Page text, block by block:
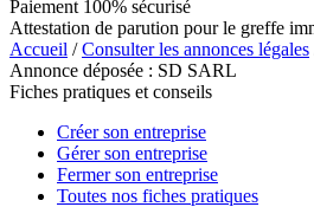
Paiement 100% sécurisé
Attestation de parution pour le greffe
Accueil /Consulter les annonces légales
Annonce déposée : SD SARL
Fiches pratiques et conseils
Créer son entreprise
Gérer son entreprise
Fermer son entreprise
Toutes nos fiches pratiques